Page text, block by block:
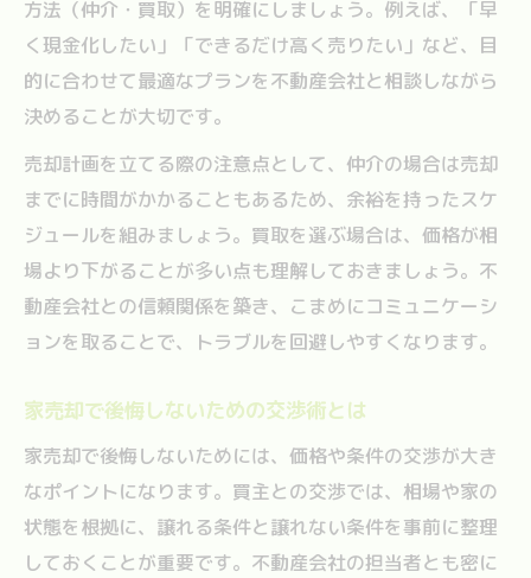
方法（仲介・買取）を明確にしましょう。例えば、「早
く現金化したい」「できるだけ高く売りたい」など、目
的に合わせて最適なプランを不動産会社と相談しながら
決めることが大切です。
売却計画を立てる際の注意点として、仲介の場合は売却
までに時間がかかることもあるため、余裕を持ったスケ
ジュールを組みましょう。買取を選ぶ場合は、価格が相
場より下がることが多い点も理解しておきましょう。不
動産会社との信頼関係を築き、こまめにコミュニケーシ
ョンを取ることで、トラブルを回避しやすくなります。
家売却で後悔しないための交渉術とは
家売却で後悔しないためには、価格や条件の交渉が大き
なポイントになります。買主との交渉では、相場や家の
状態を根拠に、譲れる条件と譲れない条件を事前に整理
しておくことが重要です。不動産会社の担当者とも密に